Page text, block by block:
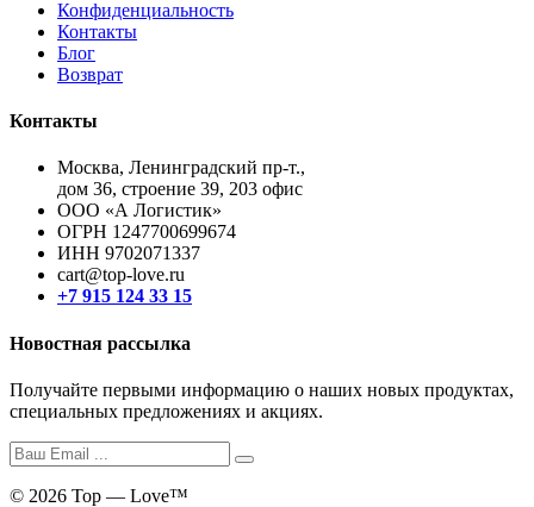
Конфиденциальность
Контакты
Блог
Возврат
Контакты
Москва, Ленинградский пр-т.,
дом 36, строение 39, 203 офис
ООО «А Логистик»
ОГРН 1247700699674
ИНН 9702071337
cart@top-love.ru
+7 915 124 33 15
Новостная рассылка
Получайте первыми информацию о наших новых продуктах,
специальных предложениях и акциях.
© 2026 Top — Love™